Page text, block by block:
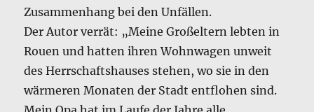
Zusammenhang bei den Unfällen.
Der Autor verrät: „Meine Großeltern lebten in
Rouen und hatten ihren Wohnwagen unweit
des Herrschaftshauses stehen, wo sie in den
wärmeren Monaten der Stadt entflohen sind.